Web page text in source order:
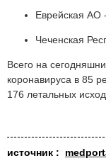
Еврейская АО
Чеченская
Всего на
коронавируса в 85
176 летальных
источник :